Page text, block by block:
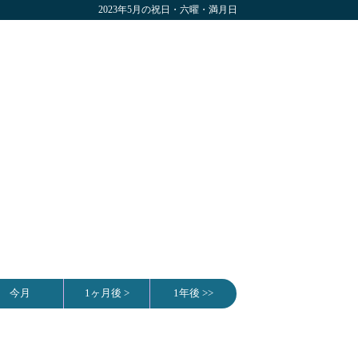
2023年5月の祝日・六曜・満月日
今月 1ヶ月後 > 1年後 >>